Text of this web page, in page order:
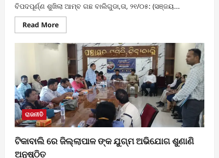
ବିପଦପୂର୍ଣ୍ଣ ଶୁଖିଲା ଆମ୍ବ ଗଛ ବାଲିଗୁଡା,ତା, ୨୧/୦୫: (ସଞ୍ଜୟ...
Read MoreRead
more
ବିପଦକୁ
ନିମନ୍ତ୍ରଣ
କରୁଛି
ଜାତୀୟ
ରାଜପଥ
ଓ
ମୁଖ୍ୟ
ବଜାର
ମଧ୍ୟରେ
ବିପଦପୂର୍ଣ୍ଣ
ଶୁଖିଲା
ଆମ୍ବ
ରାଜନୀତି
ଟିକାବାଲି ରେ ଜିଲ୍ଲାପାଳ ଙ୍କ ଯୁଗ୍ମ ଅଭିଯୋଗ ଶୁଣାଣି
ଅନୁଷ୍ଠିତ